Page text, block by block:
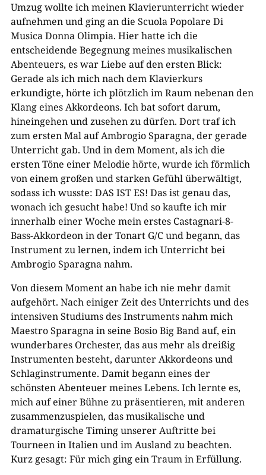
Umzug wollte ich meinen Klavierunterricht wieder
aufnehmen und ging an die Scuola Popolare Di
Musica Donna Olimpia. Hier hatte ich die
entscheidende Begegnung meines musikalischen
Abenteuers, es war Liebe auf den ersten Blick:
Gerade als ich mich nach dem Klavierkurs
erkundigte, hörte ich plötzlich im Raum nebenan den
Klang eines Akkordeons. Ich bat sofort darum,
hineingehen und zusehen zu dürfen. Dort traf ich
zum ersten Mal auf Ambrogio Sparagna, der gerade
Unterricht gab. Und in dem Moment, als ich die
ersten Töne einer Melodie hörte, wurde ich förmlich
von einem großen und starken Gefühl überwältigt,
sodass ich wusste: DAS IST ES! Das ist genau das,
wonach ich gesucht habe! Und so kaufte ich mir
innerhalb einer Woche mein erstes Castagnari-8-
Bass-Akkordeon in der Tonart G/C und begann, das
Instrument zu lernen, indem ich Unterricht bei
Ambrogio Sparagna nahm.
Von diesem Moment an habe ich nie mehr damit
aufgehört. Nach einiger Zeit des Unterrichts und des
intensiven Studiums des Instruments nahm mich
Maestro Sparagna in seine Bosio Big Band auf, ein
wunderbares Orchester, das aus mehr als dreißig
Instrumenten besteht, darunter Akkordeons und
Schlaginstrumente. Damit begann eines der
schönsten Abenteuer meines Lebens. Ich lernte es,
mich auf einer Bühne zu präsentieren, mit anderen
zusammenzuspielen, das musikalische und
dramaturgische Timing unserer Auftritte bei
Tourneen in Italien und im Ausland zu beachten.
Kurz gesagt: Für mich ging ein Traum in Erfüllung.